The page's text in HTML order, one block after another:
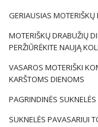
GERIAUSIAS
MOTERIŠKŲ DRABUŽIŲ
PERŽIŪRĖKITE NAUJĄ
VASAROS MOTERIŠKI
KARŠTOMS DIENOMS
PAGRINDINĖS SUKNELĖS
SUKNELĖS PAVASARIUI